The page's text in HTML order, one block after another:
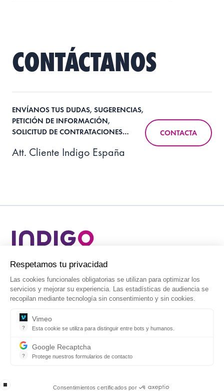
CONTÁCTANOS
ENVÍANOS TUS DUDAS, SUGERENCIAS,
PETICIÓN DE INFORMACIÓN,
SOLICITUD DE CONTRATACIONES…
Att. Cliente Indigo España
CONTACTA
Líder mundial en aparcamientos, movilidad
individual y servicios urbanos.
Aviso LegalCondiciones de usoPolítica de privacidad